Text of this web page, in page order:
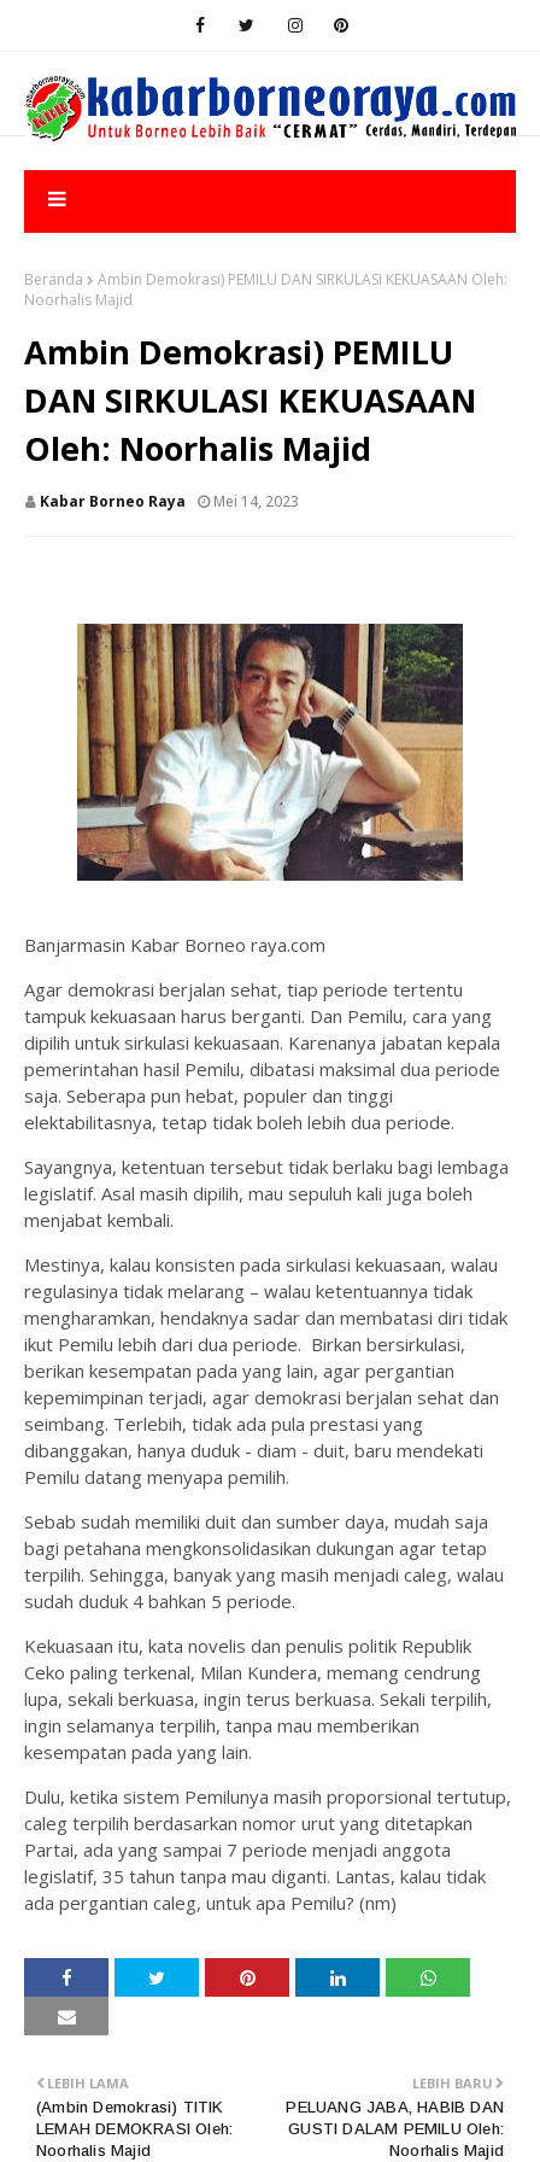
Beranda
Ambin Demokrasi) PEMILU DAN SIRKULASI KEKUASAAN Oleh:
Noorhalis Majid
Ambin Demokrasi) PEMILU
DAN SIRKULASI KEKUASAAN
Oleh: Noorhalis Majid
Kabar Borneo Raya Mei 14, 2023
Banjarmasin Kabar Borneo raya.com
Agar demokrasi berjalan sehat, tiap periode tertentu
tampuk kekuasaan harus berganti. Dan Pemilu, cara yang
dipilih untuk sirkulasi kekuasaan. Karenanya jabatan kepala
pemerintahan hasil Pemilu, dibatasi maksimal dua periode
saja. Seberapa pun hebat, populer dan tinggi
elektabilitasnya, tetap tidak boleh lebih dua periode.
Sayangnya, ketentuan tersebut tidak berlaku bagi lembaga
legislatif. Asal masih dipilih, mau sepuluh kali juga boleh
menjabat kembali.
Mestinya, kalau konsisten pada sirkulasi kekuasaan, walau
regulasinya tidak melarang – walau ketentuannya tidak
mengharamkan, hendaknya sadar dan membatasi diri tidak
ikut Pemilu lebih dari dua periode. Birkan bersirkulasi,
berikan kesempatan pada yang lain, agar pergantian
kepemimpinan terjadi, agar demokrasi berjalan sehat dan
seimbang. Terlebih, tidak ada pula prestasi yang
dibanggakan, hanya duduk - diam - duit, baru mendekati
Pemilu datang menyapa pemilih.
Sebab sudah memiliki duit dan sumber daya, mudah saja
bagi petahana mengkonsolidasikan dukungan agar tetap
terpilih. Sehingga, banyak yang masih menjadi caleg, walau
sudah duduk 4 bahkan 5 periode.
Kekuasaan itu, kata novelis dan penulis politik Republik
Ceko paling terkenal, Milan Kundera, memang cendrung
lupa, sekali berkuasa, ingin terus berkuasa. Sekali terpilih,
ingin selamanya terpilih, tanpa mau memberikan
kesempatan pada yang lain.
Dulu, ketika sistem Pemilunya masih proporsional tertutup,
caleg terpilih berdasarkan nomor urut yang ditetapkan
Partai, ada yang sampai 7 periode menjadi anggota
legislatif, 35 tahun tanpa mau diganti. Lantas, kalau tidak
ada pergantian caleg, untuk apa Pemilu? (nm)
LEBIH BARU
PELUANG JABA, HABIB DAN
GUSTI DALAM PEMILU Oleh:
Noorhalis Majid
LEBIH LAMA
(Ambin Demokrasi) TITIK
LEMAH DEMOKRASI Oleh:
Noorhalis Majid